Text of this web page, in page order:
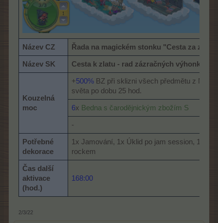
Název CZ Řada na magickém stonku "Cesta za
Název SK Cesta k zlatu - rad zázračných výhonkov
Kouzelná
moc
+500% BZ při sklizni všech předmětu z
světa po dobu 25 hod.
6x Bedna s čarodějnickým zbožím S
-
Potřebné
dekorace
1x Jamování, 1x Úklid po jam session, 1x
rockem
Čas další
aktivace
(hod.)
168:00
2/3/22